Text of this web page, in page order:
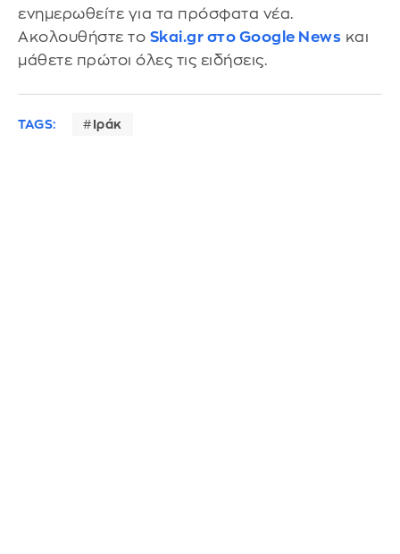
ενημερωθείτε για τα πρόσφατα νέα.
Ακολουθήστε το Skai.gr στο Google News και
μάθετε πρώτοι όλες τις ειδήσεις.
TAGS: Ιράκ